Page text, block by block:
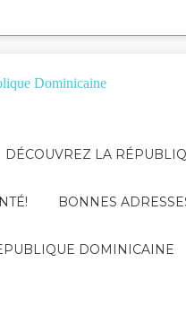
DÉCOUVREZ LA
BONNES
DOMINICAINE